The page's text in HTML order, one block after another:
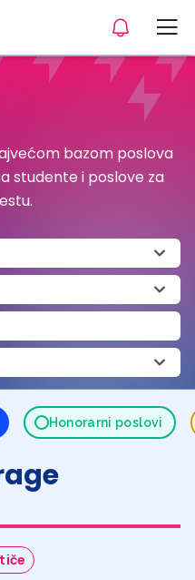
bazom poslova
studente i poslove za
Honorarni poslovi